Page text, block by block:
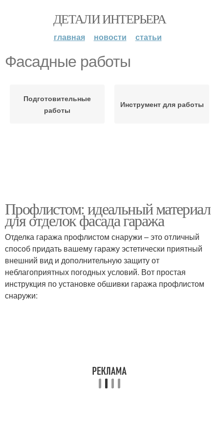
ДЕТАЛИ ИНТЕРЬЕРА
главная новости статьи
Фасадные работы
Подготовительные
работы
Инструмент для работы
Профлистом: идеальный материал
для отделок фасада гаража
Отделка гаража профлистом снаружи – это отличный
способ придать вашему гаражу эстетически приятный
внешний вид и дополнительную защиту от
неблагоприятных погодных условий. Вот простая
инструкция по установке обшивки гаража профлистом
снаружи: